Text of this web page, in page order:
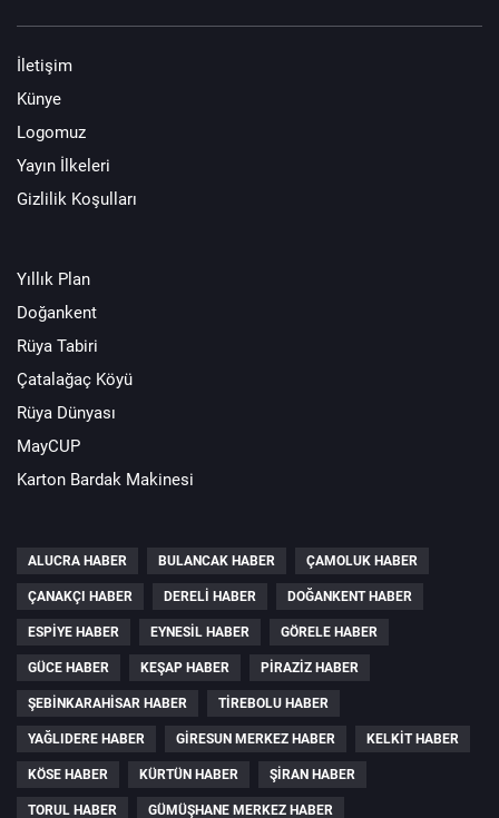
İletişim
Künye
Logomuz
Yayın İlkeleri
Gizlilik Koşulları
Yıllık Plan
Doğankent
Rüya Tabiri
Çatalağaç Köyü
Rüya Dünyası
MayCUP
Karton Bardak Makinesi
ALUCRA HABER BULANCAK HABER ÇAMOLUK HABER
ÇANAKÇI HABER DERELI HABER DOĞANKENT HABER
ESPIYE HABER EYNESIL HABER GÖRELE HABER
GÜCE HABER KEŞAP HABER PIRAZIZ HABER
ŞEBINKARAHISAR HABER TIREBOLU HABER
YAĞLIDERE HABER GIRESUN MERKEZ HABER KELKIT HABER
KÖSE HABER KÜRTÜN HABER ŞIRAN HABER
TORUL HABER GÜMÜŞHANE MERKEZ HABER